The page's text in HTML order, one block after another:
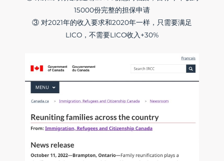
15000份完整的担保申请
③ 对2021年的收入要求和2020年一样，只需要满足
LICO，不需要LICO收入+30%